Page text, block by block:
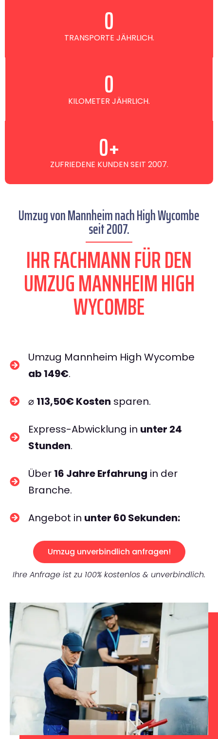
TRANSPORTE JÄHRLICH.
0
KILOMETER JÄHRLICH.
0
ZUFRIEDENE KUNDEN SEIT 2007.
0+
Umzug von Mannheim nach High Wycombe
seit 2007.
IHR FACHMANN FÜR DEN
UMZUG MANNHEIM HIGH
WYCOMBE
Umzug Mannheim High Wycombe
ab 149€.
⌀ 113,50€ Kosten sparen.
Express-Abwicklung in unter 24
Stunden.
Über 16 Jahre Erfahrung in der
Branche.
Angebot in unter 60 Sekunden:
Umzug unverbindlich anfragen!
Ihre Anfrage ist zu 100% kostenlos & unverbindlich.